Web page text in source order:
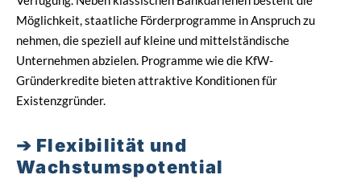
Möglichkeit, staatliche Förderprogramme in Anspruch zu
nehmen, die speziell auf kleine und mittelständische
Unternehmen abzielen. Programme wie die KfW-
Gründerkredite bieten attraktive Konditionen für
Existenzgründer.
Flexibilität und
Wachstumspotential